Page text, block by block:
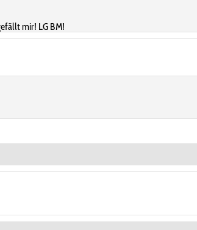
mir! LG BM!